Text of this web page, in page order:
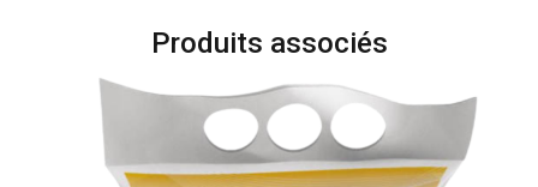
Produits associés